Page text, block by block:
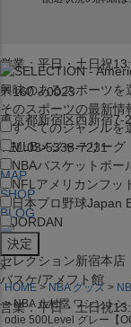
営業：平日・土日祝
〒160－0023
東京都新宿区西新宿7-
TEL:03-5338-7231
MAP
SHOP
BLOG
セレクション新宿本店
バスケ/アメフト館
営業：平日・土日祝
興味のあるスポーツを
そのスポーツの最新情
すべてのジャンルを
MLBメジャーリーグ
NBAバスケットボー
NFL アメリカンフッ
日本プロ野球Japan
JORDAN
x
HOME NBA グッズ
NBA 八村塁 ワシント
odie 500Level グレー【